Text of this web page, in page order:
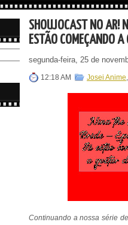
SHOUJOCAST NO AR!
ESTÃO COMEÇANDO
segunda-feira, 25 de
12:18 AM Josei Anime,
Continuando a nossa série